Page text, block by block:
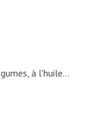
à l'huile...